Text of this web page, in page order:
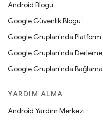
Android Blogu
Google Güvenlik Blogu
Google Grupları'nda Platform
Google Grupları'nda Derleme
Google Grupları'nda Bağlama
YARDIM ALMA
Android Yardım Merkezi